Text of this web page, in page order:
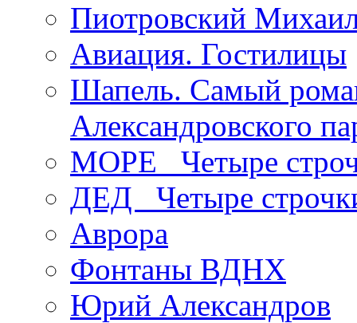
Пиотровский
Авиация. Гостилицы
Шапель. Самый
Александровского
МОРЕ _Четыре
ДЕД _Четыре
Аврора
Фонтаны ВДНХ
Юрий Александров